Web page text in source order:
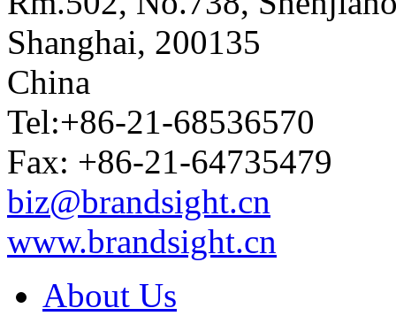
Shanghai, 200135
China
Tel:+86-21-68536570
Fax: +86-21-64735479
biz@brandsight.cn
www.brandsight.cn
About Us